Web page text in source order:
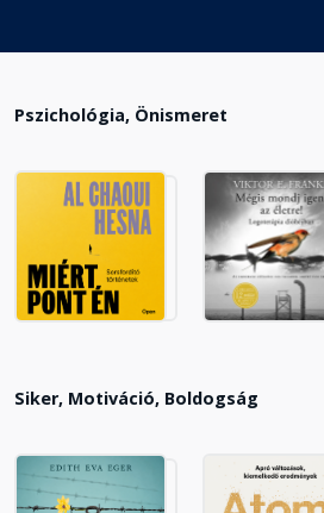
Fejezet hossza: 00:10:18
Második lépés – Elengedni,
továbblépni
Fejezet hossza: 00:02:12
Második lépés – 1. Gyakorlat
Fejezet hossza: 00:09:57
Pszichológia, Önismeret
Siker, Motiváció, Boldogság